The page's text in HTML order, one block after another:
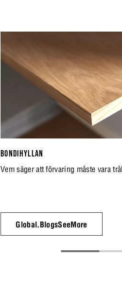
BONDIHYLLAN
Vem säger att förvaring måste vara
Global.BlogsSeeMore